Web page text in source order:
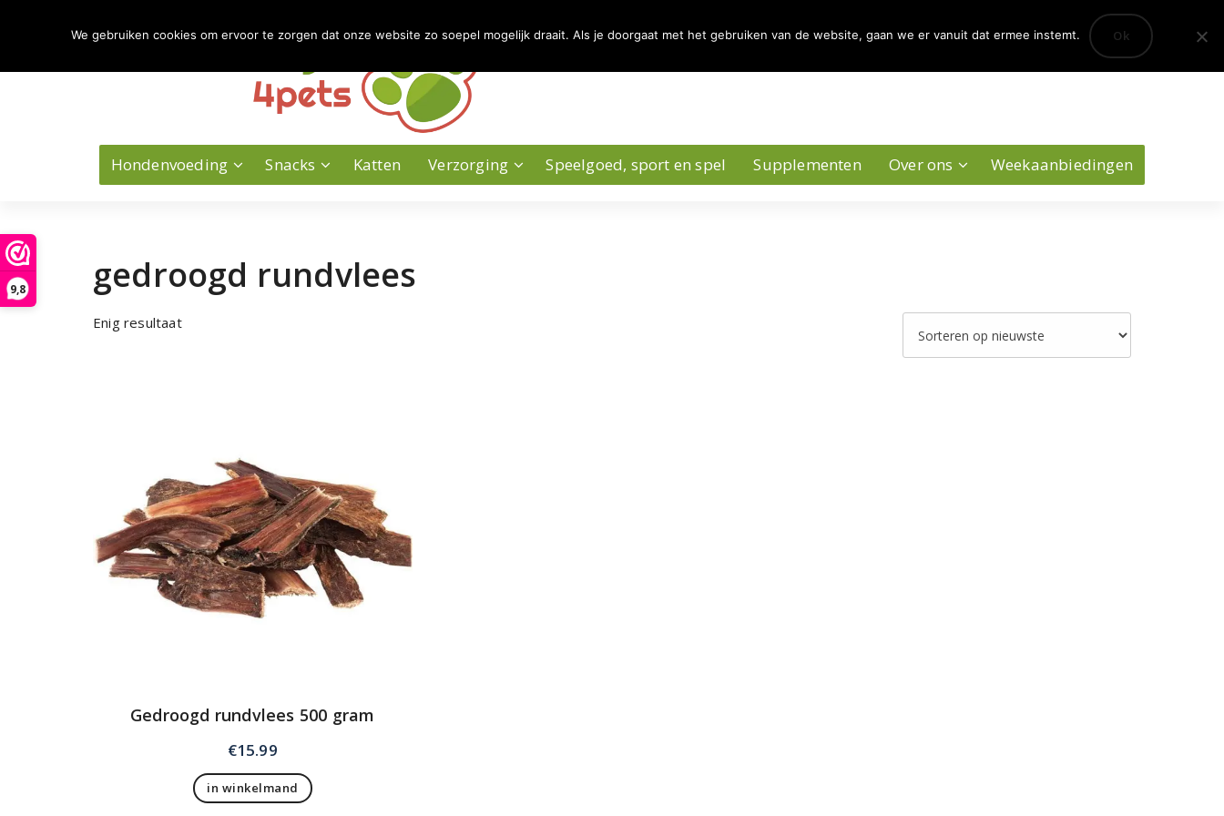
9,8
Account 0
Hondenvoeding Snacks Katten Verzorging Speelgoed, sport en spel Supplementen Over ons Weekaanbiedingen
gedroogd rundvlees
Enig resultaat
Gedroogd rundvlees 500 gram
€15.99
in winkelmand
We gebruiken cookies om ervoor te zorgen dat onze website zo soepel mogelijk draait. Als je doorgaat met het gebruiken van de website, gaan we er vanuit dat ermee instemt. Ok